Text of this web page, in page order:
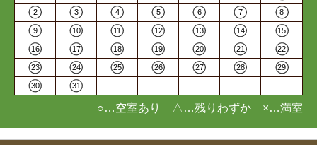
2 3 4 5 6 7 8
9 10 11 12 13 14 15
16 17 18 19 20 21 22
23 24 25 26 27 28 29
30 31
○…空室あり △…残りわずか ×…満室